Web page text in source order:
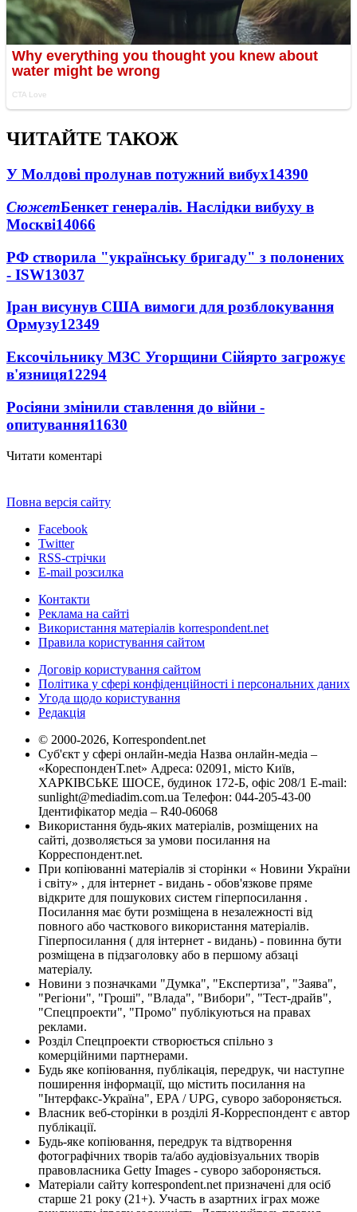
ЧИТАЙТЕ ТАКОЖ
У Молдові пролунав потужний вибух14390
СюжетБенкет генералів. Наслідки вибуху в
Москві14066
РФ створила "українську бригаду" з полонених
- ISW13037
Іран висунув США вимоги для розблокування
Ормузу12349
Ексочільнику МЗС Угорщини Сійярто загрожує
в'язниця12294
Росіяни змінили ставлення до війни -
опитування11630
Читати коментарі
Повна версія сайту
Facebook
Twitter
RSS-стрічки
E-mail розсилка
Контакти
Реклама на сайті
Використання матеріалів korrespondent.net
Правила користування сайтом
Договір користування сайтом
Політика у сфері конфіденційності і персональних даних
Угода щодо користування
Редакція
© 2000-2026, Korrespondent.net
Суб'єкт у сфері онлайн-медіа Назва онлайн-медіа –
«КореспонденТ.net» Адреса: 02091, місто Київ,
ХАРКІВСЬКЕ ШОСЕ, будинок 172-Б, офіс 208/1 E-mail:
sunlight@mediadim.com.ua Телефон: 044-205-43-00
Ідентифікатор медіа – R40-06068
Використання будь-яких матеріалів, розміщених на
сайті, дозволяється за умови посилання на
Корреспондент.net.
При копіюванні матеріалів зі сторінки « Новини України
і світу» , для інтернет - видань - обов'язкове пряме
відкрите для пошукових систем гіперпосилання .
Посилання має бути розміщена в незалежності від
повного або часткового використання матеріалів.
Гіперпосилання ( для інтернет - видань) - повинна бути
розміщена в підзаголовку або в першому абзаці
матеріалу.
Новини з позначками "Думка", "Експертиза", "Заява",
"Регіони", "Гроші", "Влада", "Вибори", "Тест-драйв",
"Спецпроекти", "Промо" публікуються на правах
реклами.
Розділ Спецпроекти створюється спільно з
комерційними партнерами.
Будь яке копіювання, публікація, передрук, чи наступне
поширення інформації, що містить посилання на
"Інтерфакс-Україна", EPA / UPG, суворо забороняється.
Власник веб-сторінки в розділі Я-Корреспондент є автор
публікації.
Будь-яке копіювання, передрук та відтворення
фотографічних творів та/або аудіовізуальних творів
правовласника Getty Images - суворо забороняється.
Матеріали сайту korrespondent.net призначені для осіб
старше 21 року (21+). Участь в азартних іграх може